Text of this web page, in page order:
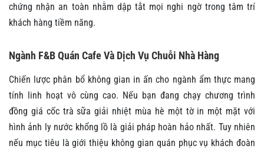
chứng nhận an toàn nhằm dập tắt mọi nghi ngờ trong tâm trí
khách hàng tiềm năng.
Ngành F&B Quán Cafe Và Dịch Vụ Chuỗi Nhà Hàng
Chiến lược phân bổ không gian in ấn cho ngành ẩm thực mang
tính linh hoạt vô cùng cao. Nếu bạn đang chạy chương trình
đồng giá cốc trà sữa giải nhiệt mùa hè một tờ in một mặt với
hình ảnh ly nước khổng lồ là giải pháp hoàn hảo nhất. Tuy nhiên
nếu mục tiêu là giới thiệu không gian quán phục vụ khách đoàn